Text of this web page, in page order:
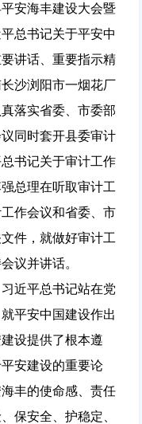
安海丰建设大会暨
总书记关于平安中
讲话、重要指示精
沙浏阳市一烟花厂
落实省委、市委部
同时套开县委审计
书记关于审计工作
总理在听取审计工
作会议和省委、市
件，就做好审计工
议并讲话。
近平总书记站在党
平安中国建设作出
设提供了根本遵
安建设的重要论
丰的使命感、责任
保安全、护稳定、